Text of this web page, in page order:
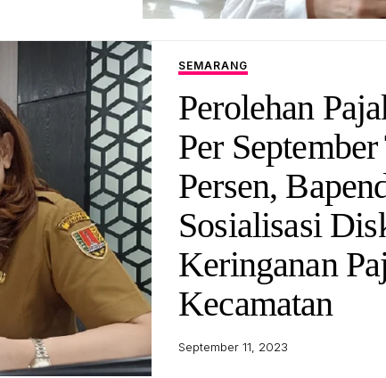
SEMARANG
Perolehan
Per
Persen,
Sosialisasi
Keringanan
Kecamatan
September 11, 2023